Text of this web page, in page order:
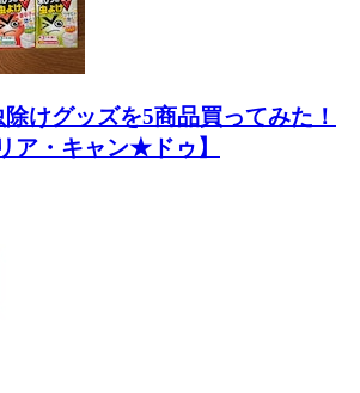
けグッズを5商品買ってみた！
ア・キャン★ドゥ】